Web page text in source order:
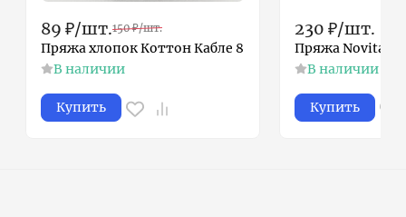
89 ₽/шт.150 ₽/шт.
Пряжа хлопок Коттон Кабле 8
В наличии
Купить
230 ₽/шт.
Пряжа Novita
В наличии
Купить